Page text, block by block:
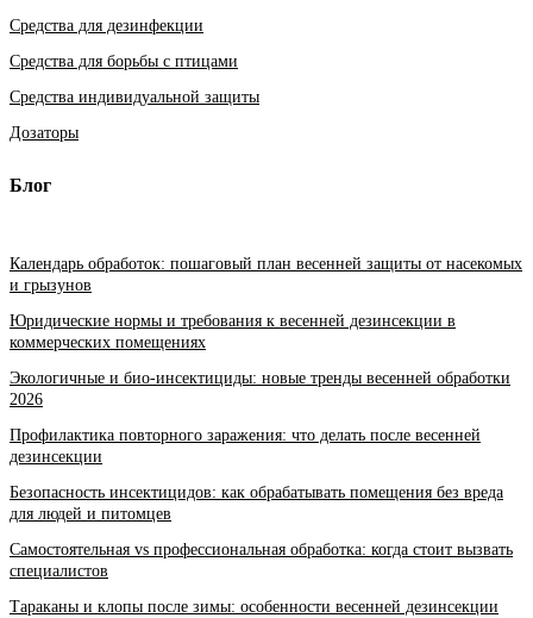
Средства для дезинфекции
Средства для борьбы с птицами
Средства индивидуальной защиты
Дозаторы
Блог
Календарь обработок: пошаговый план весенней защиты от насекомых
и грызунов
Юридические нормы и требования к весенней дезинсекции в
коммерческих помещениях
Экологичные и био-инсектициды: новые тренды весенней обработки
2026
Профилактика повторного заражения: что делать после весенней
дезинсекции
Безопасность инсектицидов: как обрабатывать помещения без вреда
для людей и питомцев
Самостоятельная vs профессиональная обработка: когда стоит вызвать
специалистов
Тараканы и клопы после зимы: особенности весенней дезинсекции